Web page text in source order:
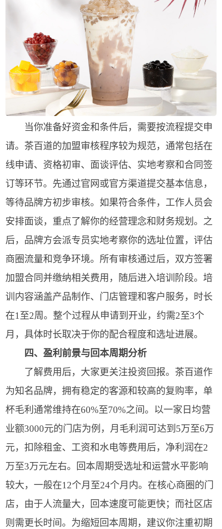
当你准备好资金和条件后，需要按流程提交申
请。茶百道的加盟审核程序较为规范，通常包括在
线申请、资格初审、面谈评估、实地考察和合同签
订等环节。先通过官网或官方渠道提交基本信息，
等待品牌方初步审核。如果符合条件，工作人员会
安排面谈，重点了解你的经营理念和财务规划。之
后，品牌方会派专员实地考察你的选址位置，评估
商圈流量和竞争环境。所有审核通过后，双方签署
加盟合同并缴纳相关费用，随后进入培训阶段。培
训内容涵盖产品制作、门店管理和客户服务，时长
在1至2周。整个过程从申请到开业，约需2至3个
月，具体时长取决于你的配合程度和选址进展。
四、盈利前景与回本周期分析
了解费用后，大家更关注投资回报。茶百道作
为知名品牌，拥有稳定的客源和较高的复购率，单
杯毛利通常维持在60%至70%之间。以一家日均营
业额3000元的门店为例，月毛利润可达到5万至6万
元，扣除租金、工资和水电等费用后，净利润在2
万至3万元左右。回本周期受选址和运营水平影响
较大，一般在12个月至24个月内。在核心商圈的门
店，由于人流量大，回本速度可能更快；而社区店
则需更长时间。为缩短回本周期，建议你注重初期